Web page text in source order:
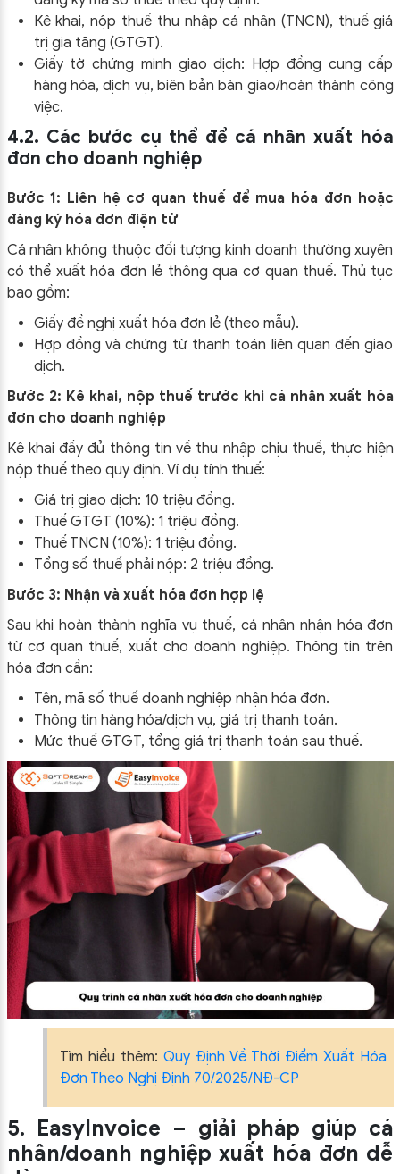
Kê khai, nộp thuế thu nhập cá nhân (TNCN), thuế giá
trị gia tăng (GTGT).
Giấy tờ chứng minh giao dịch: Hợp đồng cung cấp
hàng hóa, dịch vụ, biên bản bàn giao/hoàn thành công
việc.
4.2. Các bước cụ thể để cá nhân xuất hóa
đơn cho doanh nghiệp
Bước 1: Liên hệ cơ quan thuế để mua hóa đơn hoặc
đăng ký hóa đơn điện tử
Cá nhân không thuộc đối tượng kinh doanh thường xuyên
có thể xuất hóa đơn lẻ thông qua cơ quan thuế. Thủ tục
bao gồm:
Giấy đề nghị xuất hóa đơn lẻ (theo mẫu).
Hợp đồng và chứng từ thanh toán liên quan đến giao
dịch.
Bước 2: Kê khai, nộp thuế trước khi cá nhân xuất hóa
đơn cho doanh nghiệp
Kê khai đầy đủ thông tin về thu nhập chịu thuế, thực hiện
nộp thuế theo quy định. Ví dụ tính thuế:
Giá trị giao dịch: 10 triệu đồng.
Thuế GTGT (10%): 1 triệu đồng.
Thuế TNCN (10%): 1 triệu đồng.
Tổng số thuế phải nộp: 2 triệu đồng.
Bước 3: Nhận và xuất hóa đơn hợp lệ
Sau khi hoàn thành nghĩa vụ thuế, cá nhân nhận hóa đơn
từ cơ quan thuế, xuất cho doanh nghiệp. Thông tin trên
hóa đơn cần:
Tên, mã số thuế doanh nghiệp nhận hóa đơn.
Thông tin hàng hóa/dịch vụ, giá trị thanh toán.
Mức thuế GTGT, tổng giá trị thanh toán sau thuế.
Tìm hiểu thêm: Quy Định Về Thời Điểm Xuất Hóa
Đơn Theo Nghị Định 70/2025/NĐ-CP
5. EasyInvoice – giải pháp giúp cá
nhân/doanh nghiệp xuất hóa đơn dễ